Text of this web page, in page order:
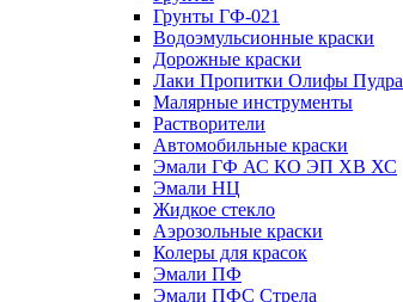
Грунты ГФ-021
Водоэмульсионные краски
Дорожные краски
Лаки Пропитки Олифы Пудра
Малярные инструменты
Растворители
Автомобильные краски
Эмали ГФ АС КО ЭП ХВ ХС
Эмали НЦ
Жидкое стекло
Аэрозольные краски
Колеры для красок
Эмали ПФ
Эмали ПФС Стрела